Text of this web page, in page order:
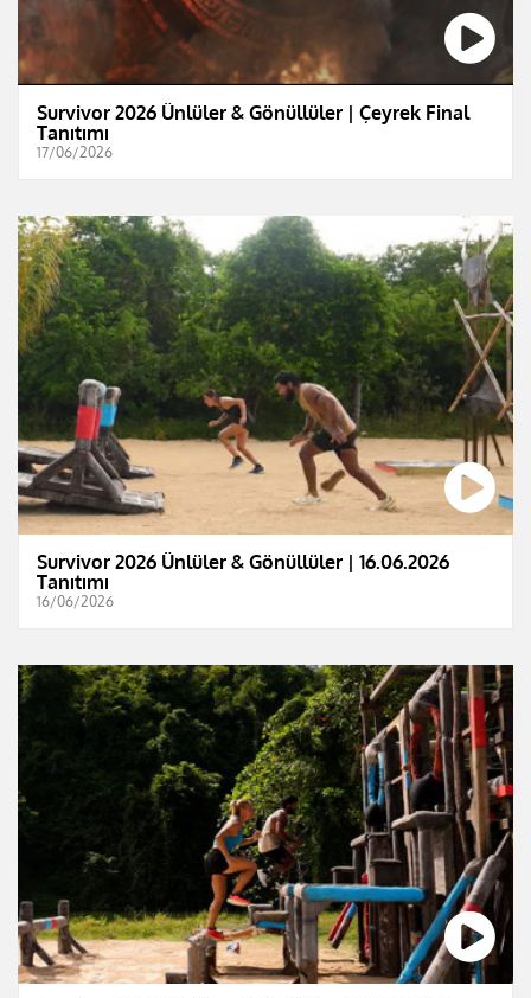
Survivor 2026 Ünlüler & Gönüllüler | Çeyrek Final
Tanıtımı
17/06/2026
Survivor 2026 Ünlüler & Gönüllüler | 16.06.2026
Tanıtımı
16/06/2026